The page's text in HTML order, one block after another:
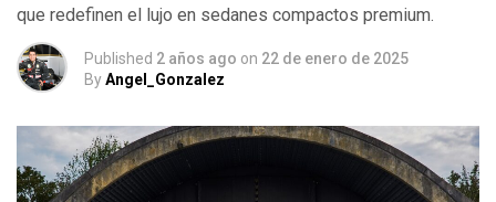
que redefinen el lujo en sedanes compactos premium.
Published 2 años ago on 22 de enero de 2025
ByAngel_Gonzalez